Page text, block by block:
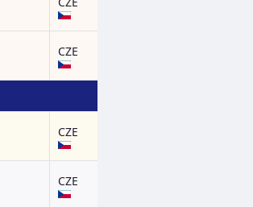
CZE
CZE
CZE